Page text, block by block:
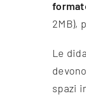
2MB),
Le
spazi